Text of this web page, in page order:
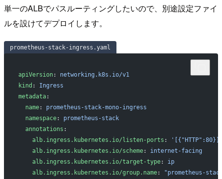
単一のALBでパスルーティングしたいので、別途設定ファイ
ルを設けてデプロイします。
prometheus-stack-ingress.yaml
apiVersion: networking.k8s.io/v1
kind : Ingress
metadata:
  name
: prometheus-stack-mono-ingress
  namespace
: prometheus-stack
  annotations
:
    alb.ingress.kubernetes.io/listen-ports
:
    alb.ingress.kubernetes.io/scheme
: internet-facing
    alb.ingress.kubernetes.io/target-type
: ip
    alb.ingress.kubernetes.io/group.name
:
"prometheus-